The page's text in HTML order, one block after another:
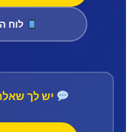
לוח
יש לך